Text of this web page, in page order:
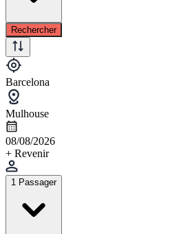
Rechercher
Barcelona
Mulhouse
08/08/2026
+ Revenir
1 Passager